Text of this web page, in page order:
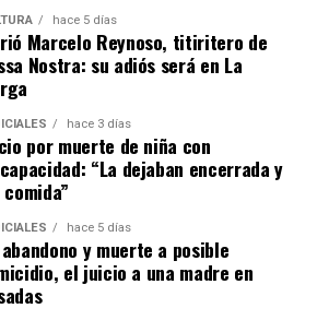
la acusación.
hace 5 días
Marcelo Reynoso, titiritero de
Nostra: su adiós será en La
hace 3 días
por muerte de niña con
“La dejaban encerrada y
hace 5 días
y muerte a posible
el juicio a una madre en